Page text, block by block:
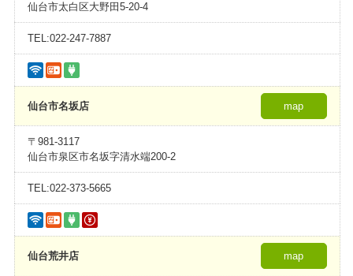
仙台市太白区大野田5-20-4
TEL:022-247-7887
仙台市名坂店 map
〒981-3117
仙台市泉区市名坂字清水端200-2
TEL:022-373-5665
仙台荒井店 map